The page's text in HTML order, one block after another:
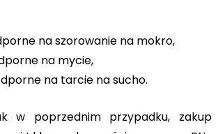
na szorowanie na mokro,
na mycie,
na tarcie na sucho.
w poprzednim przypadku, zakup